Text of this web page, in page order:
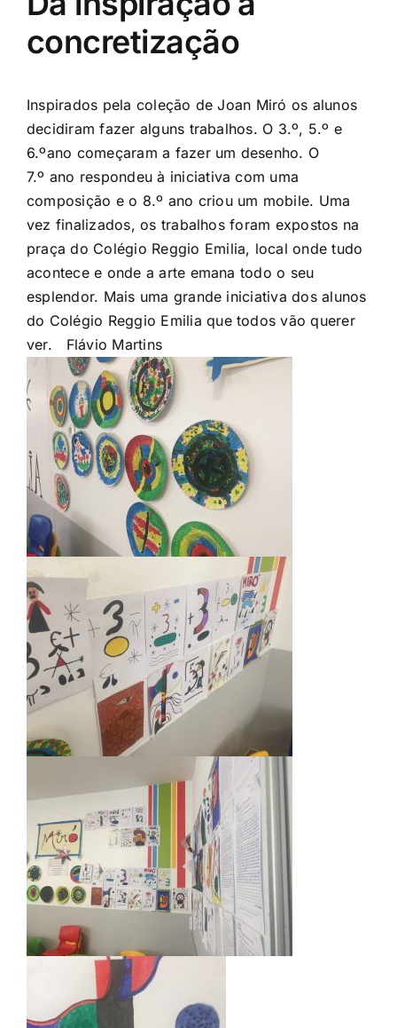
concretização
Inspirados pela coleção de Joan Miró os alunos
decidiram fazer alguns trabalhos. O 3.º, 5.º e
6.ºano começaram a fazer um desenho. O
7.º ano respondeu à iniciativa com uma
composição e o 8.º ano criou um mobile. Uma
vez finalizados, os trabalhos foram expostos na
praça do Colégio Reggio Emilia, local onde tudo
acontece e onde a arte emana todo o seu
esplendor. Mais uma grande iniciativa dos alunos
do Colégio Reggio Emilia que todos vão querer
ver. Flávio Martins